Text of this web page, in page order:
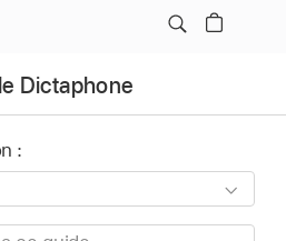
Dictaphone
: